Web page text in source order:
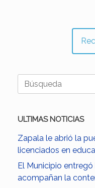
Buscar:
ULTIMAS NOTICIAS
Zapala le abrió la
licenciados en
El Municipio
acompañan la